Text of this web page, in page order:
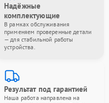
Надёжные
комплектующие
В рамках обслуживания
применяем проверенные детали
— для стабильной работы
устройства.
Результат под гарантией
Наша работа направлена на